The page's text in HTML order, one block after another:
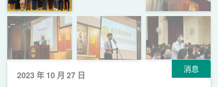
消息
2023 年 10 月 27 日